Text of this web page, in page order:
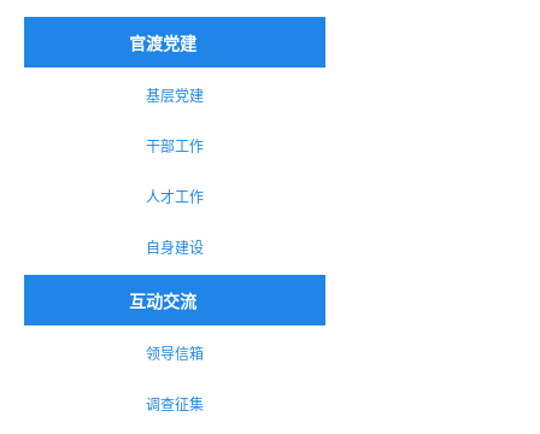
官渡党建
基层党建
干部工作
人才工作
自身建设
互动交流
领导信箱
调查征集